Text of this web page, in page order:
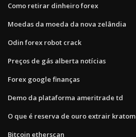
Como retirar dinheiro forex
Moedas da moeda da nova zelândia
Odin forex robot crack
Preços de gás alberta notícias
Forex google finanças
Demo da plataforma ameritrade td
O que é reserva de ouro extrair kratom
Bitcoin etherscan